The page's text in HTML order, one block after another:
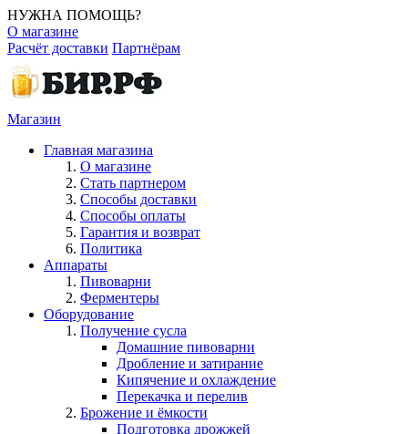
НУЖНА ПОМОЩЬ?
О магазине
Расчёт доставки Партнёрам
Магазин
Главная магазина
О магазине
Стать партнером
Способы доставки
Способы оплаты
Гарантия и возврат
Политика
Аппараты
Пивоварни
Ферментеры
Оборудование
Получение сусла
Домашние пивоварни
Дробление и затирание
Кипячение и охлаждение
Перекачка и перелив
Брожение и ёмкости
Подготовка дрожжей